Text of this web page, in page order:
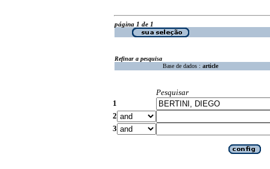
página 1 de 1
Refinar a pesquisa
Base de dados : article
Pesquisar
1
2
3